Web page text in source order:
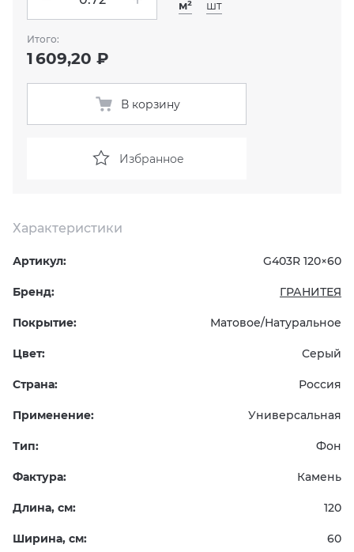
KERAMA MARAZZI
PORCELANOSA
ГРАНИТЕЯ
XLIGHT XTONE URBATEK
СМЕСИТЕЛИ
Характеристики
Артикул: G403R 120×60
Бренд: ГРАНИТЕЯ
Покрытие: Матовое/Натуральное
Цвет: Серый
Страна: Россия
Применение: Универсальная
Тип: Фон
Фактура: Камень
Длина, см: 120
Ширина, см: 60
м² шт
Итого:
1 609,20 ₽
В корзину
Избранное